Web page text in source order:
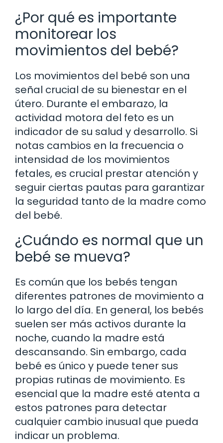
¿Por qué es importante
monitorear los
movimientos del bebé?
Los movimientos del bebé son una
señal crucial de su bienestar en el
útero. Durante el embarazo, la
actividad motora del feto es un
indicador de su salud y desarrollo. Si
notas cambios en la frecuencia o
intensidad de los movimientos
fetales, es crucial prestar atención y
seguir ciertas pautas para garantizar
la seguridad tanto de la madre como
del bebé.
¿Cuándo es normal que un
bebé se mueva?
Es común que los bebés tengan
diferentes patrones de movimiento a
lo largo del día. En general, los bebés
suelen ser más activos durante la
noche, cuando la madre está
descansando. Sin embargo, cada
bebé es único y puede tener sus
propias rutinas de movimiento. Es
esencial que la madre esté atenta a
estos patrones para detectar
cualquier cambio inusual que pueda
indicar un problema.